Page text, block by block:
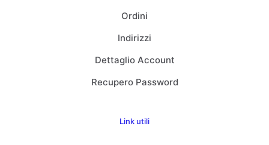
Ordini
Indirizzi
Dettaglio Account
Recupero Password
Link utili